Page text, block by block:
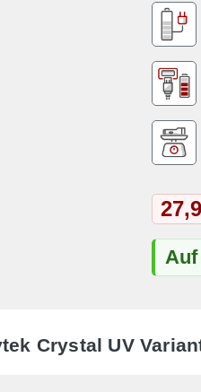
Auf
Crystal UV